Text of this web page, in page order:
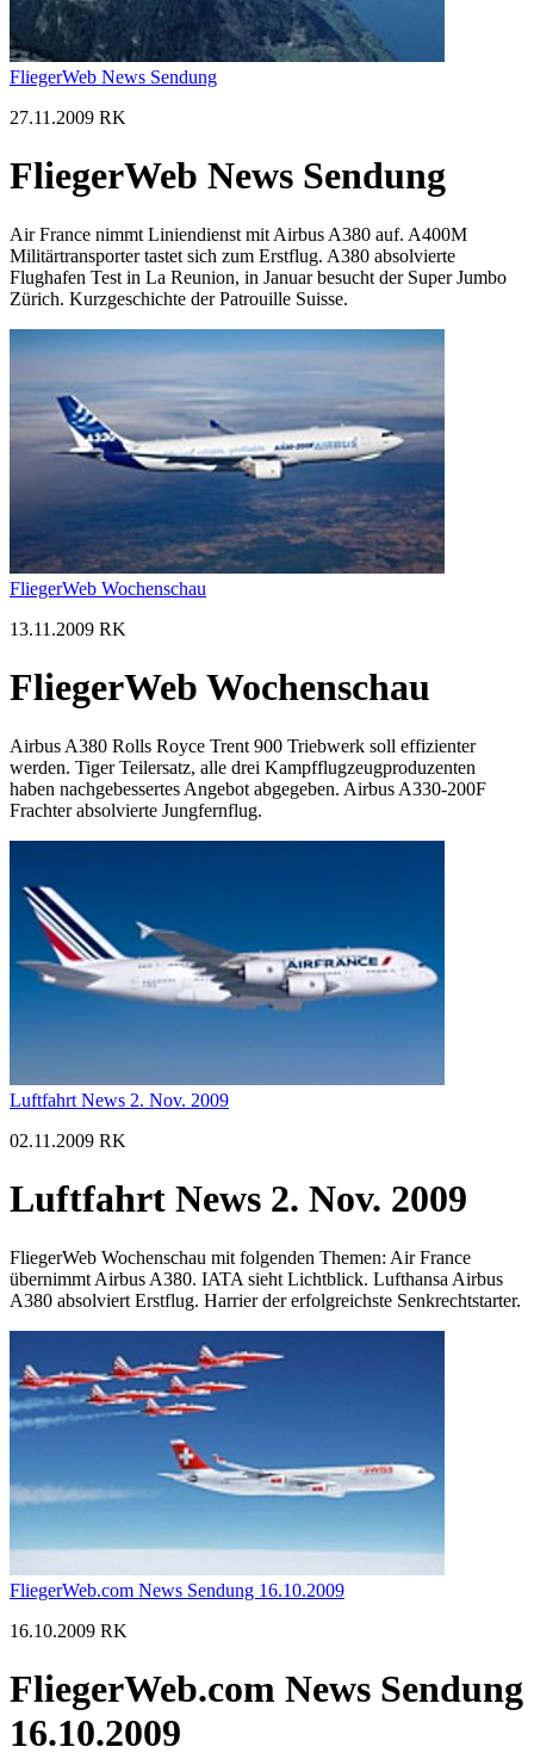
FliegerWeb News Sendung
27.11.2009 RK
FliegerWeb News Sendung
Air France nimmt Liniendienst mit Airbus A380 auf. A400M
Militärtransporter tastet sich zum Erstflug. A380 absolvierte
Flughafen Test in La Reunion, in Januar besucht der Super Jumbo
Zürich. Kurzgeschichte der Patrouille Suisse.
FliegerWeb Wochenschau
13.11.2009 RK
FliegerWeb Wochenschau
Airbus A380 Rolls Royce Trent 900 Triebwerk soll effizienter
werden. Tiger Teilersatz, alle drei Kampfflugzeugproduzenten
haben nachgebessertes Angebot abgegeben. Airbus A330-200F
Frachter absolvierte Jungfernflug.
Luftfahrt News 2. Nov. 2009
02.11.2009 RK
Luftfahrt News 2. Nov. 2009
FliegerWeb Wochenschau mit folgenden Themen: Air France
übernimmt Airbus A380. IATA sieht Lichtblick. Lufthansa Airbus
A380 absolviert Erstflug. Harrier der erfolgreichste Senkrechtstarter.
FliegerWeb.com News Sendung 16.10.2009
16.10.2009 RK
FliegerWeb.com News Sendung
16.10.2009